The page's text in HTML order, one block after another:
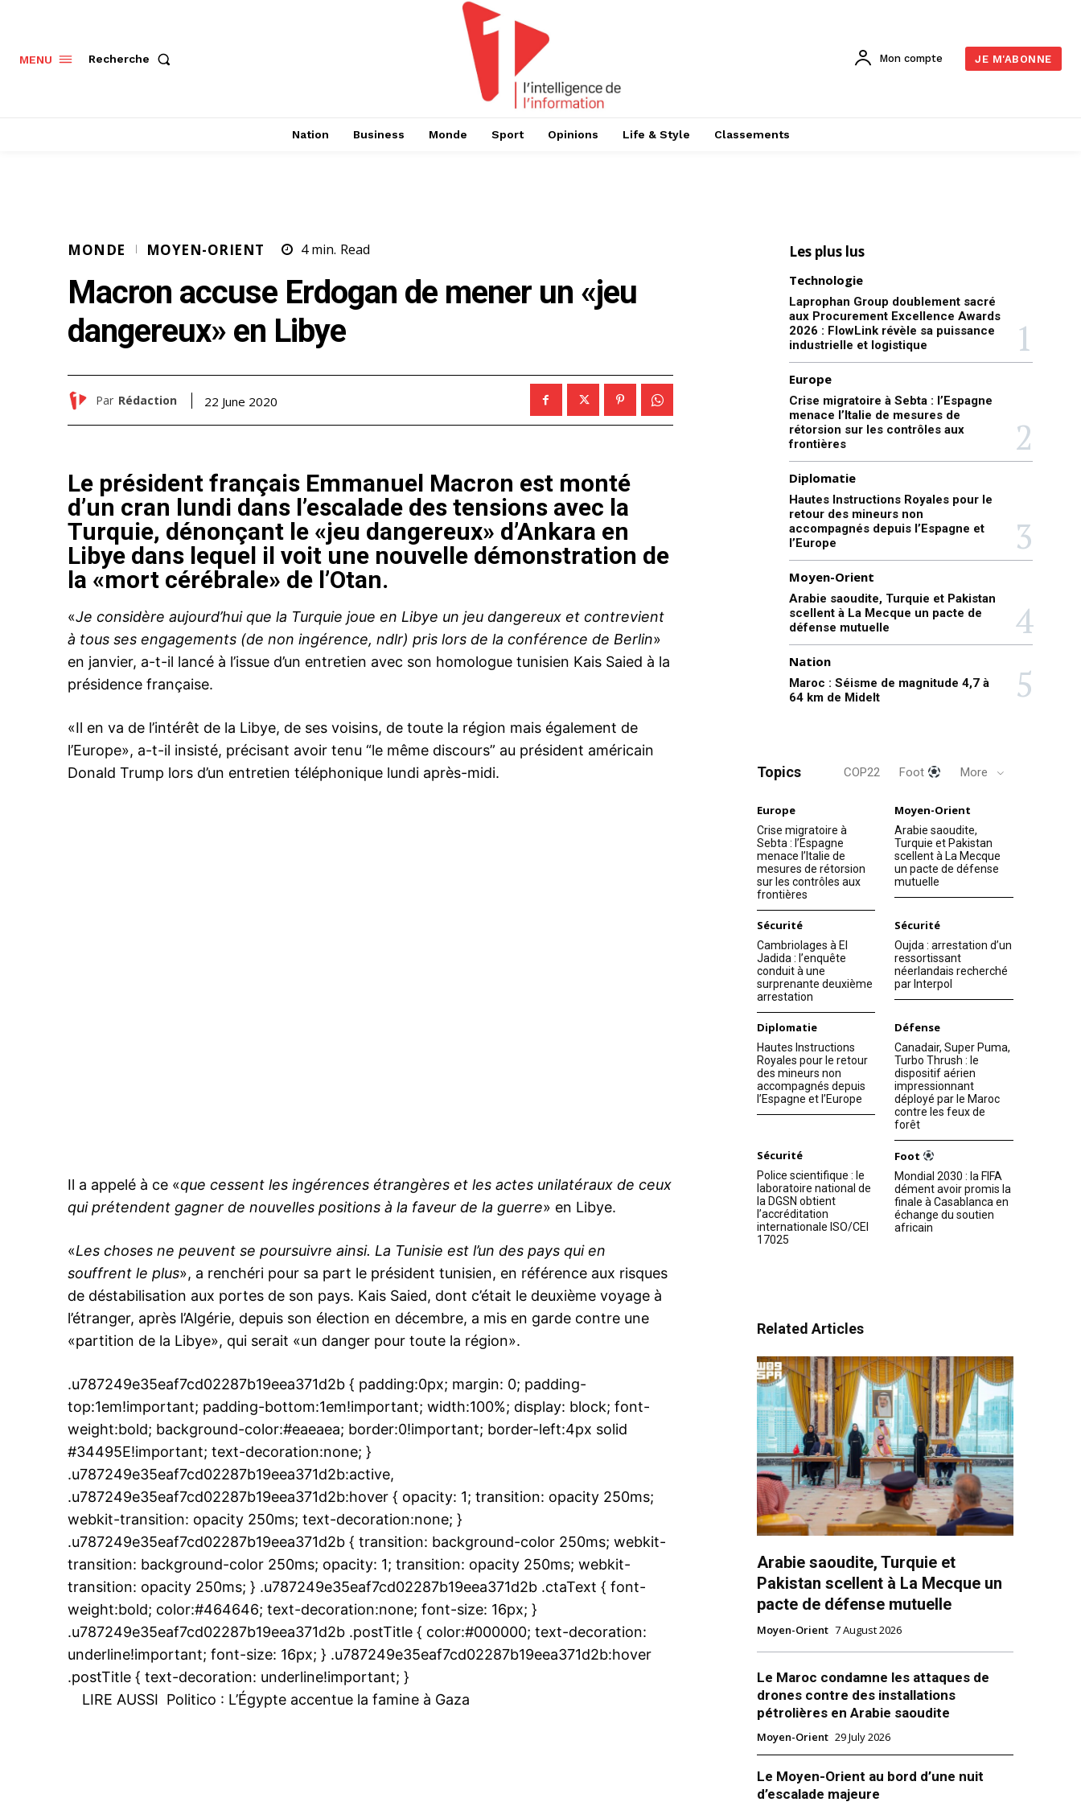
le1.ma
l'intelligence de
l'information
Insight Publications
MENU Recherche Mon compte JE M'ABONNE
Nation Business Monde Sport Opinions Life & Style Classements
MONDE MOYEN-ORIENT 4min. Read
Macron accuse Erdogan de mener un «jeu
dangereux» en Libye
Par Rédaction 22 June 2020
Le président français Emmanuel Macron est monté
d’un cran lundi dans l’escalade des tensions avec la
Turquie, dénonçant le «jeu dangereux» d’Ankara en
Libye dans lequel il voit une nouvelle démonstration de
la «mort cérébrale» de l’Otan.
«Je considère aujourd’hui que la Turquie joue en Libye un jeu dangereux et contrevient
à tous ses engagements (de non ingérence, ndlr) pris lors de la conférence de Berlin»
en janvier, a-t-il lancé à l’issue d’un entretien avec son homologue tunisien Kais Saied à la
présidence française.
«Il en va de l’intérêt de la Libye, de ses voisins, de toute la région mais également de
l’Europe», a-t-il insisté, précisant avoir tenu “le même discours” au président américain
Donald Trump lors d’un entretien téléphonique lundi après-midi.
Il a appelé à ce «que cessent les ingérences étrangères et les actes unilatéraux de ceux
qui prétendent gagner de nouvelles positions à la faveur de la guerre» en Libye.
«Les choses ne peuvent se poursuivre ainsi. La Tunisie est l’un des pays qui en
souffrent le plus», a renchéri pour sa part le président tunisien, en référence aux risques
de déstabilisation aux portes de son pays. Kais Saied, dont c’était le deuxième voyage à
l’étranger, après l’Algérie, depuis son élection en décembre, a mis en garde contre une
«partition de la Libye», qui serait «un danger pour toute la région».
.u787249e35eaf7cd02287b19eea371d2b { padding:0px; margin: 0; padding-
top:1em!important; padding-bottom:1em!important; width:100%; display: block; font-
weight:bold; background-color:#eaeaea; border:0!important; border-left:4px solid
#34495E!important; text-decoration:none; }
.u787249e35eaf7cd02287b19eea371d2b:active,
.u787249e35eaf7cd02287b19eea371d2b:hover { opacity: 1; transition: opacity 250ms;
webkit-transition: opacity 250ms; text-decoration:none; }
.u787249e35eaf7cd02287b19eea371d2b { transition: background-color 250ms; webkit-
transition: background-color 250ms; opacity: 1; transition: opacity 250ms; webkit-
transition: opacity 250ms; } .u787249e35eaf7cd02287b19eea371d2b .ctaText { font-
weight:bold; color:#464646; text-decoration:none; font-size: 16px; }
.u787249e35eaf7cd02287b19eea371d2b .postTitle { color:#000000; text-decoration:
underline!important; font-size: 16px; } .u787249e35eaf7cd02287b19eea371d2b:hover
.postTitle { text-decoration: underline!important; }
LIRE AUSSI Politico : L’Égypte accentue la famine à Gaza
Les plus lus
Technologie
Laprophan Group doublement sacré
aux Procurement Excellence Awards
2026 : FlowLink révèle sa puissance
industrielle et logistique
Europe
Crise migratoire à Sebta : l’Espagne
menace l’Italie de mesures de
rétorsion sur les contrôles aux
frontières
Diplomatie
Hautes Instructions Royales pour le
retour des mineurs non
accompagnés depuis l’Espagne et
l’Europe
Moyen-Orient
Arabie saoudite, Turquie et Pakistan
scellent à La Mecque un pacte de
défense mutuelle
Nation
Maroc : Séisme de magnitude 4,7 à
64 km de Midelt
Topics COP22 Foot More
Europe
Crise migratoire à
Sebta : l’Espagne
menace l’Italie de
mesures de rétorsion
sur les contrôles aux
frontières
Moyen-Orient
Arabie saoudite,
Turquie et Pakistan
scellent à La Mecque
un pacte de défense
mutuelle
Sécurité
Cambriolages à El
Jadida : l’enquête
conduit à une
surprenante deuxième
arrestation
Sécurité
Oujda : arrestation d’un
ressortissant
néerlandais recherché
par Interpol
Diplomatie
Hautes Instructions
Royales pour le retour
des mineurs non
accompagnés depuis
l’Espagne et l’Europe
Défense
Canadair, Super Puma,
Turbo Thrush : le
dispositif aérien
impressionnant
déployé par le Maroc
contre les feux de
forêt
Sécurité
Police scientifique : le
laboratoire national de
la DGSN obtient
l’accréditation
internationale ISO/CEI
17025
Foot
Mondial 2030 : la FIFA
dément avoir promis la
finale à Casablanca en
échange du soutien
africain
Related Articles
Arabie saoudite, Turquie et
Pakistan scellent à La Mecque un
pacte de défense mutuelle
Moyen-Orient 7 August 2026
Le Maroc condamne les attaques de
drones contre des installations
pétrolières en Arabie saoudite
Moyen-Orient 29 July 2026
Le Moyen-Orient au bord d’une nuit
d’escalade majeure